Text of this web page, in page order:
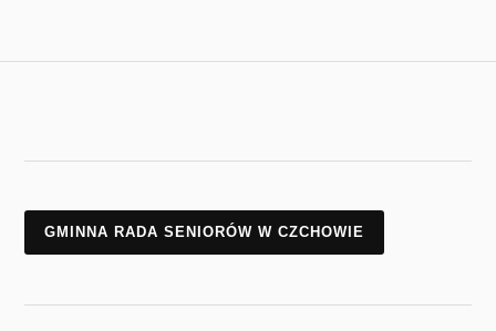
GMINNA RADA SENIORÓW W CZCHOWIE